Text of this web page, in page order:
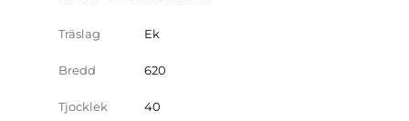
Träslag Ek
Bredd 620
Tjocklek 40